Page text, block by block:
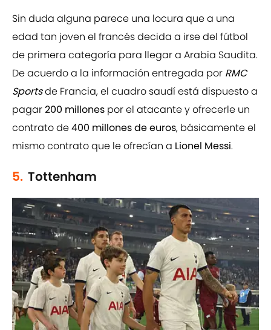
Sin duda alguna parece una locura que a una
edad tan joven el francés decida a irse del fútbol
de primera categoría para llegar a Arabia Saudita.
De acuerdo a la información entregada por RMC
Sportsde Francia, el cuadro saudí está dispuesto a
pagar200 millones por el atacante y ofrecerle un
contrato de400 millones de euros, básicamente el
mismo contrato que le ofrecían a Lionel Messi.
5. Tottenham